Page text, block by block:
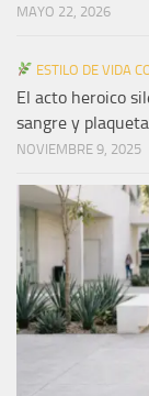
MAYO 22, 2026
ESTILO DE VIDA
El acto heroico
sangre y
NOVIEMBRE 9, 2025